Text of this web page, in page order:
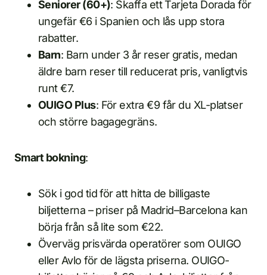
Seniorer (60+): Skaffa ett Tarjeta Dorada för
ungefär €6 i Spanien och lås upp stora
rabatter.
Barn: Barn under 3 år reser gratis, medan
äldre barn reser till reducerat pris, vanligtvis
runt €7.
OUIGO Plus: För extra €9 får du XL-platser
och större bagagegräns.
Smart bokning:
Sök i god tid för att hitta de billigaste
biljetterna – priser på Madrid–Barcelona kan
börja från så lite som €22.
Överväg prisvärda operatörer som OUIGO
eller Avlo för de lägsta priserna. OUIGO-